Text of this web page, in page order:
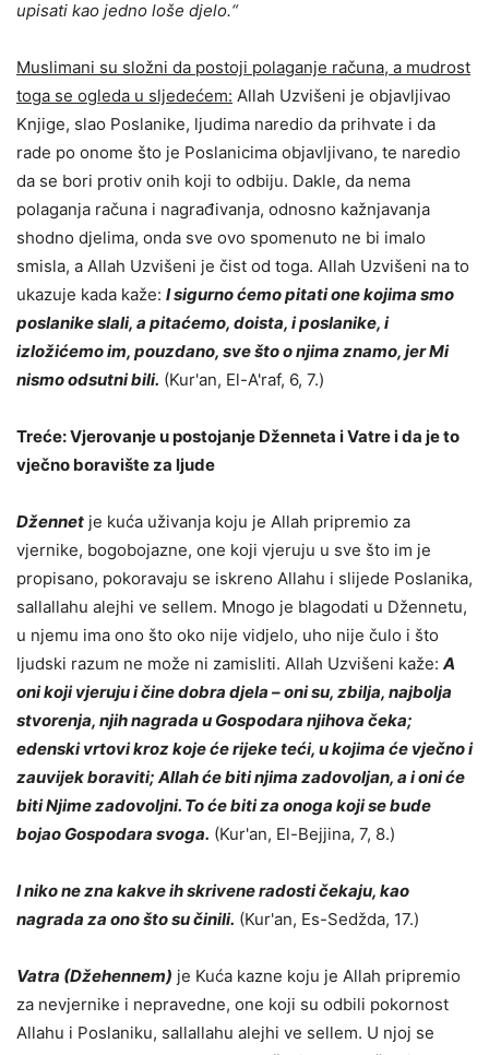
upisati kao jedno loše djelo.“
Muslimani su složni da postoji polaganje računa, a mudrost
toga se ogleda u sljedećem: Allah Uzvišeni je objavljivao
Knjige, slao Poslanike, ljudima naredio da prihvate i da
rade po onome što je Poslanicima objavljivano, te naredio
da se bori protiv onih koji to odbiju. Dakle, da nema
polaganja računa i nagrađivanja, odnosno kažnjavanja
shodno djelima, onda sve ovo spomenuto ne bi imalo
smisla, a Allah Uzvišeni je čist od toga. Allah Uzvišeni na to
ukazuje kada kaže: I sigurno ćemo pitati one kojima smo
poslanike slali, a pitaćemo, doista, i poslanike, i
izložićemo im, pouzdano, sve što o njima znamo, jer Mi
nismo odsutni bili. (Kur'an, El-A'raf, 6, 7.)
Treće: Vjerovanje u postojanje Dženneta i Vatre i da je to
vječno boravište za ljude
Džennet je kuća uživanja koju je Allah pripremio za
vjernike, bogobojazne, one koji vjeruju u sve što im je
propisano, pokoravaju se iskreno Allahu i slijede Poslanika,
sallallahu alejhi ve sellem. Mnogo je blagodati u Džennetu,
u njemu ima ono što oko nije vidjelo, uho nije čulo i što
ljudski razum ne može ni zamisliti. Allah Uzvišeni kaže: A
oni koji vjeruju i čine dobra djela – oni su, zbilja, najbolja
stvorenja, njih nagrada u Gospodara njihova čeka;
edenski vrtovi kroz koje će rijeke teći, u kojima će vječno i
zauvijek boraviti; Allah će biti njima zadovoljan, a i oni će
biti Njime zadovoljni. To će biti za onoga koji se bude
bojao Gospodara svoga. (Kur'an, El-Bejjina, 7, 8.)
I niko ne zna kakve ih skrivene radosti čekaju, kao
nagrada za ono što su činili. (Kur'an, Es-Sedžda, 17.)
Vatra (Džehennem) je Kuća kazne koju je Allah pripremio
za nevjernike i nepravedne, one koji su odbili pokornost
Allahu i Poslaniku, sallallahu alejhi ve sellem. U njoj se